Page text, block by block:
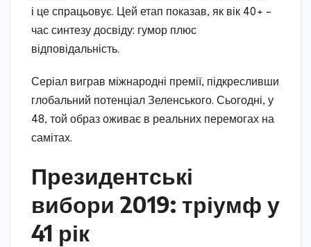
і це спрацьовує. Цей етап показав, як вік 40+ –
час синтезу досвіду: гумор плюс
відповідальність.
Серіал виграв міжнародні премії, підкресливши
глобальний потенціал Зеленського. Сьогодні, у
48, той образ оживає в реальних перемогах на
самітах.
Президентські
вибори 2019: тріумф у
41 рік